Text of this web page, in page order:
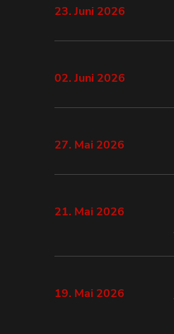
23. Juni 2026
02. Juni 2026
27. Mai 2026
21. Mai 2026
19. Mai 2026